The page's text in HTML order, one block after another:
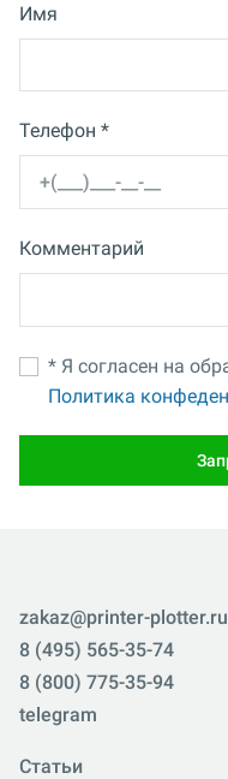
Имя
Телефон *
Комментарий
* Я согласен на
Политика
zakaz@printer-plotter.ru
8 (495) 565-35-74
8 (800) 775-35-94
telegram
Статьи